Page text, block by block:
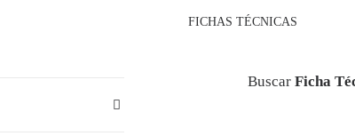
FICHAS TÉCNICAS
Buscar Ficha